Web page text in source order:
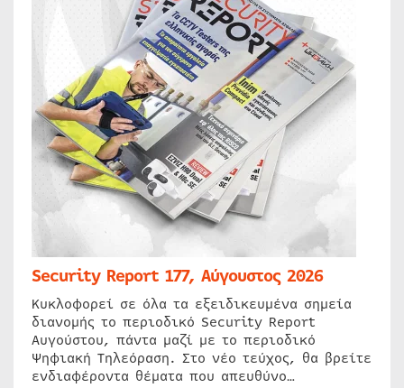
Security Report 177, Αύγουστος 2026
Κυκλοφορεί σε όλα τα εξειδικευμένα σημεία
διανομής το περιοδικό Security Report
Αυγούστου, πάντα μαζί με το περιοδικό
Ψηφιακή Τηλεόραση. Στο νέο τεύχος, θα βρείτε
ενδιαφέροντα θέματα που απευθύνο…